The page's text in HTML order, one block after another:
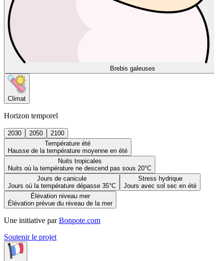
Brebis galeuses
Climat
Horizon temporel
2030 2050
2100
Température été
Hausse de la température moyenne en été
Nuits tropicales
Nuits où la température ne descend pas sous 20°C
Jours de canicule
Jours où la température dépasse 35°C
Stress hydrique
Jours avec sol sec en été
Élévation niveau mer
Élévation prévue du niveau de la mer
Une initiative par Bonpote.com
Soutenir le projet